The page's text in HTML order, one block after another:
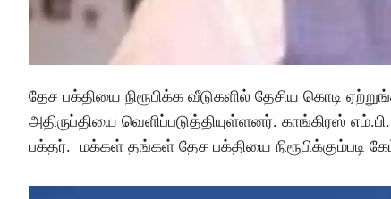
தேச பக்தியை நிரூபிக்க வீடுகளில் தேசிய கொடி
அதிருப்தியை வெளிப்படுத்தியுள்ளனர். காங்கிரஸ்
பக்தர். மக்கள் தங்கள் தேச பக்தியை நிரூபிக்கும்படி